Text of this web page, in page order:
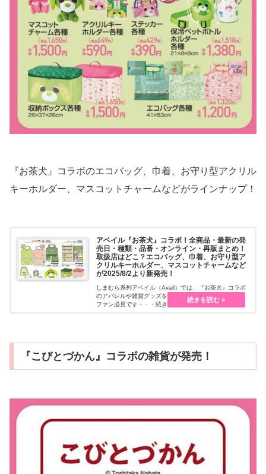
『お茶犬』コラボのエコバッグ、巾着、お守り型アクリル
キーホルダー、マスコットチャームなどがラインナップ！
アベイル『お茶犬』コラボ！全商品・最新の発
売日・種類・品番・オンライン・再販まとめ！
取扱店はどこ？エコバッグ、巾着、お守り型ア
クリルキーホルダー、マスコットチャームなど
が2025/8/2より新発売！
しまむら系列アベイル（Avail）では、『お茶犬』コラボ
のアパレルや雑貨グッズを販売しています。限定商品で
ファン必見です・・・続きを読む
『こびとづかん』コラボの雑貨が発売！